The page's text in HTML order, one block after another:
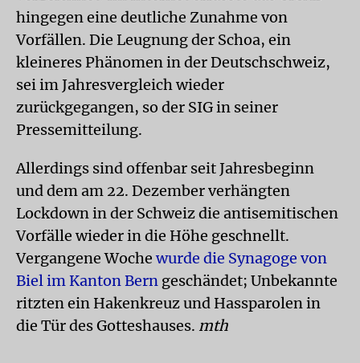
hingegen eine deutliche Zunahme von
Vorfällen. Die Leugnung der Schoa, ein
kleineres Phänomen in der Deutschschweiz,
sei im Jahresvergleich wieder
zurückgegangen, so der SIG in seiner
Pressemitteilung.
Allerdings sind offenbar seit Jahresbeginn
und dem am 22. Dezember verhängten
Lockdown in der Schweiz die antisemitischen
Vorfälle wieder in die Höhe geschnellt.
Vergangene Wochewurde die Synagoge von
Biel im Kanton Bern geschändet; Unbekannte
ritzten ein Hakenkreuz und Hassparolen in
die Tür des Gotteshauses. mth